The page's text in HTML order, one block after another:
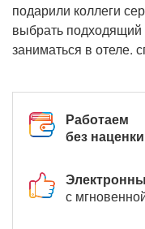
подарили коллеги
выбрать
заниматься в отеле.
Работаем
без наценки
с